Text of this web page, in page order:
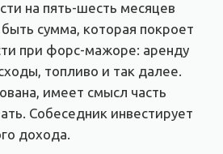
на пять-шесть месяцев
сумма, которая покроет
при форс-мажоре: аренду
топливо и так далее.
имеет смысл часть
Собеседник инвестирует
дохода.